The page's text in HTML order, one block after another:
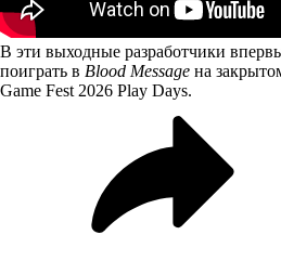
В эти выходные разработчики
поиграть в Blood Message на
Game Fest 2026 Play Days.